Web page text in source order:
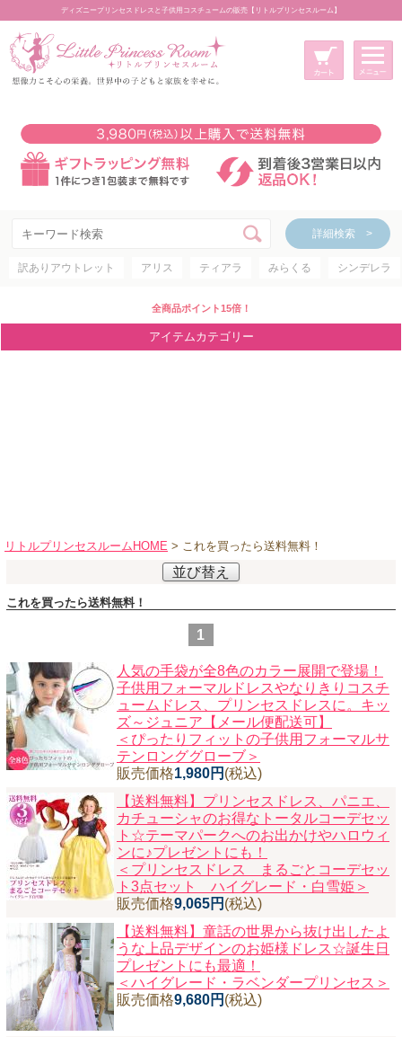
ディズニープリンセスドレスと子供用コスチュームの販売【リトルプリンセスルーム】
詳細検索 >
訳ありアウトレット アリス ティアラ みらくる シンデレラ
全商品ポイント15倍！
アイテムカテゴリー
リトルプリンセスルームHOME > これを買ったら送料無料！
並び替え
これを買ったら送料無料！
1
人気の手袋が全8色のカラー展開で登場！
子供用フォーマルドレスやなりきりコスチ
ュームドレス、プリンセスドレスに。キッ
ズ～ジュニア【メール便配送可】
＜ぴったりフィットの子供用フォーマルサ
テンロンググローブ＞
販売価格1,980円 (税込)
【送料無料】プリンセスドレス、パニエ、
カチューシャのお得なトータルコーデセッ
ト☆テーマパークへのお出かけやハロウィ
ンに♪プレゼントにも！
＜プリンセスドレス まるごとコーデセッ
ト3点セット ハイグレード・白雪姫＞
販売価格9,065円 (税込)
【送料無料】童話の世界から抜け出したよ
うな上品デザインのお姫様ドレス☆誕生日
プレゼントにも最適！
＜ハイグレード・ラベンダープリンセス＞
販売価格9,680円 (税込)
新規会員登録
マイページ
カート
詳細検索 >
アイテムカテゴリー
ディズニープリンセス
ディズニキャラクター
ブランド別に探す
アウトレット
ショッピングインフォメーション
会社概要
お支払・送料
返品・交換
サイズの測り方
よくあるご質問
レビューを見る
ブログ
ニュースレター購読
マイページログイン
お問い合わせ
当店は持続可能な開発目標「SDGs」を推進しています。